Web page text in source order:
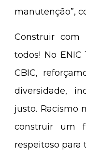
manutenção”,
Construir com
todos! No
CBIC,
diversidade,
justo. Racismo
construir um
respeitoso para